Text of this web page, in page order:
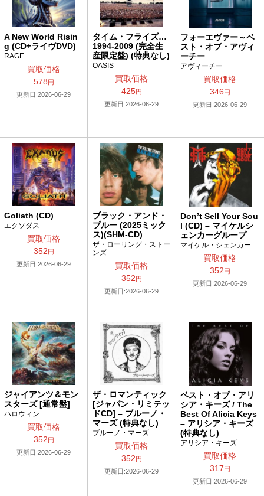
A New World Risin
g (CD+ライヴDVD)
RAGE
買取価格
578 円
更新日:2026-06-29
タイム・フライズ…
1994-2009 (完全生
産限定盤) (特典なし)
OASIS
買取価格
425円
更新日:2026-06-29
フォーエヴァー～ベ
スト・オブ・アヴィ
ーチー
アヴィーチー
買取価格
346円
更新日:2026-06-29
Goliath (CD)
エクソダス
買取価格
352 円
更新日:2026-06-29
ブラック・アンド・
ブルー (2025ミック
ス)(SHM-CD)
ザ・ローリング・ストー
ンズ
買取価格
352円
更新日:2026-06-29
Don’t Sell Your Sou
l (CD) – マイケルシ
ェンカーグループ
マイケル・シェンカー
買取価格
352円
更新日:2026-06-29
ジャイアンツ＆モン
スターズ [通常盤]
ハロウィン
買取価格
352 円
更新日:2026-06-29
ザ・ロマンティック
[ジャパン・リミテッ
ドCD] – ブルーノ・
マーズ (特典なし)
ブルーノ・マーズ
買取価格
352 円
更新日:2026-06-29
ベスト・オブ・アリ
シア・キーズ / The
Best Of Alicia Keys
– アリシア・キーズ
(特典なし)
アリシア・キーズ
買取価格
317円
更新日:2026-06-29